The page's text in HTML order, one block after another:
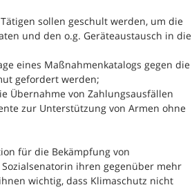
sollen geschult werden, um die
und den o.g. Geräteaustausch in die
eines Maßnahmenkatalogs gegen die
gefordert werden;
Übernahme von Zahlungsausfällen
zur Unterstützung von Armen ohne
für die Bekämpfung von
ihren gegenüber mehr
wichtig, dass Klimaschutz nicht